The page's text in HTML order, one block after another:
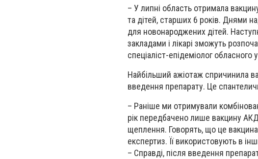
– У липні область отримала
та дітей, старших 6 років. Днями
для новонароджених дітей.
закладами і лікарі зможуть
спеціаліст-епідеміолог
Найбільший ажіотаж спричинила
введення препарату. Це
– Раніше ми отримували
рік передбачено лише вакцину
щеплення. Говорять, що це
експертиз. Її використовують в
– Справді, після введення